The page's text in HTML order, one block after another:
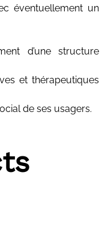
éventuellement un
d’une structure
et thérapeutiques
de ses usagers.